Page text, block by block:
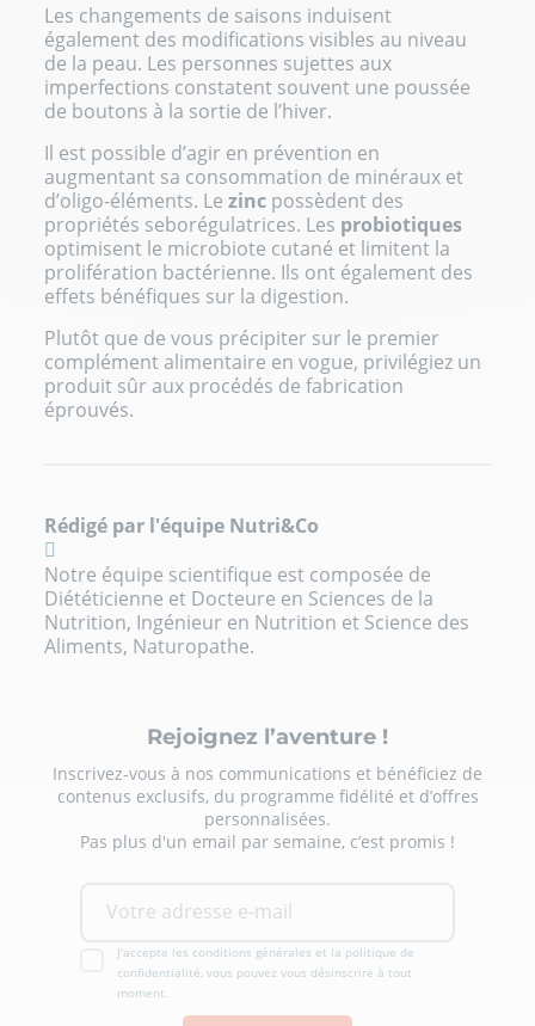
Les changements de saisons induisent
également des modifications visibles au niveau
de la peau. Les personnes sujettes aux
imperfections constatent souvent une poussée
de boutons à la sortie de l’hiver.
Il est possible d’agir en prévention en
augmentant sa consommation de minéraux et
d’oligo-éléments. Lezinc possèdent des
propriétés seborégulatrices. Les probiotiques
optimisent le microbiote cutané et limitent la
prolifération bactérienne. Ils ont également des
effets bénéfiques sur la digestion.
Plutôt que de vous précipiter sur le premier
complément alimentaire en vogue, privilégiez un
produit sûr aux procédés de fabrication
éprouvés.
Rédigé par l'équipe Nutri&Co
Notre équipe scientifique est composée de
Diététicienne et Docteure en Sciences de la
Nutrition, Ingénieur en Nutrition et Science des
Aliments, Naturopathe.
Rejoignez l’aventure !
Inscrivez-vous à nos communications et bénéficiez de
contenus exclusifs, du programme fidélité et d’offres
personnalisées.
Pas plus d'un email par semaine, c’est promis !
J'accepte les conditions générales et la politique de
confidentialité, vous pouvez vous désinscrire à tout
moment.